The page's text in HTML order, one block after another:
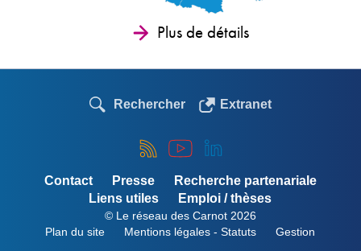
Plus de détails
Rechercher Extranet
Contact Presse
Recherche partenariale
Liens utiles
Emploi / thèses
© Le réseau des Carnot 2026
Plan du site Mentions légales - Statuts Gestion